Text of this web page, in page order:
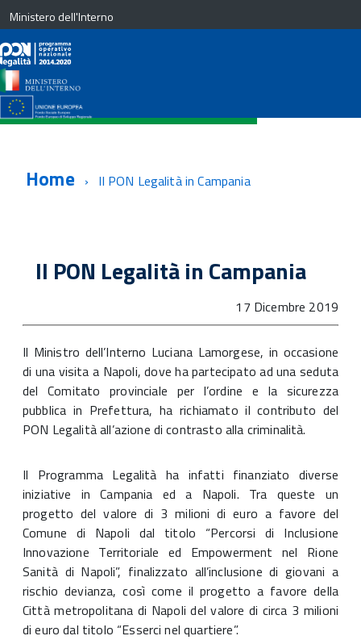
Ministero dell'Interno
Home Il PON Legalità in Campania
Il PON Legalità in Campania
17 Dicembre 2019
Il Ministro dell’Interno Luciana Lamorgese, in occasione
di una visita a Napoli, dove ha partecipato ad una seduta
del Comitato provinciale per l’ordine e la sicurezza
pubblica in Prefettura, ha richiamato il contributo del
PON Legalità all’azione di contrasto alla criminalità.
Il Programma Legalità ha infatti finanziato diverse
iniziative in Campania ed a Napoli. Tra queste un
progetto del valore di 3 milioni di euro a favore del
Comune di Napoli dal titolo “Percorsi di Inclusione
Innovazione Territoriale ed Empowerment nel Rione
Sanità di Napoli”, finalizzato all’inclusione di giovani a
rischio devianza, così come il progetto a favore della
Città metropolitana di Napoli del valore di circa 3 milioni
di euro dal titolo “Esserci nel quartiere”.